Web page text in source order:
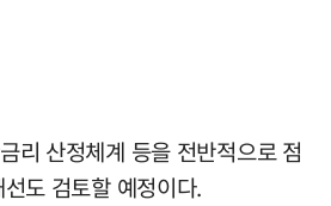
리 산정체계 등을 전반적으로 점
도 검토할 예정이다.